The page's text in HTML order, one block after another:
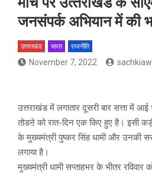
जनसंपर्क अभियान में की
उत्तराखंड भारत राजनीति
November 7, 2022
उत्तराखंड में लगातार दूसरी बार सत्ता में
तोडऩे को रात-दिन एक किए हुए है। इसी
के मुख्यमंत्री पुष्कर सिंह धामी और उनकी
लगाया है।
मुख्यमंत्री धामी सप्ताहभर के भीतर रविवार